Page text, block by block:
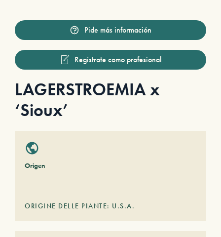
Pide más información
Regístrate como profesional
LAGERSTROEMIA x
‘Sioux’
Origen
ORIGINE DELLE PIANTE: U.S.A.